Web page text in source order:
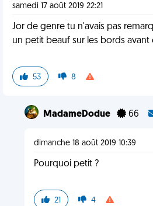
samedi 17 août 2019 22:21
Jor de genre tu n'avais pas
un petit beauf sur les bords avant
53 8
MadameDodue 66
dimanche 18 août 2019 10:39
Pourquoi petit ?
21 4